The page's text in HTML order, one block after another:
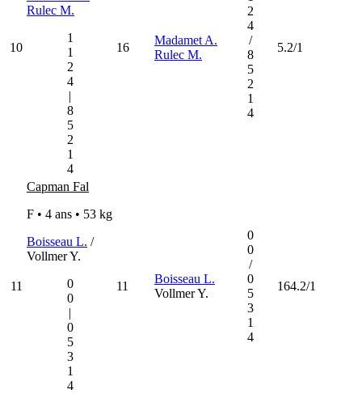
10
Rulec M.
1
1
2
4
|
8
5
2
1
4
16
Madamet A.
Rulec M.
2
4
/
8
5
2
1
4
5.2/1
11
Capman Fal
F • 4 ans • 53 kg
Boisseau L. /
Vollmer Y.
0
0
|
0
5
3
1
4
11
Boisseau L.
Vollmer Y.
0
0
/
0
5
3
1
4
164.2/1